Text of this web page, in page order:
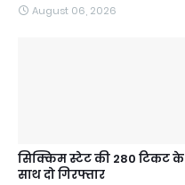
August 06, 2026
सिक्किम स्टेट की 280 टिकट के
साथ दो गिरफ्तार